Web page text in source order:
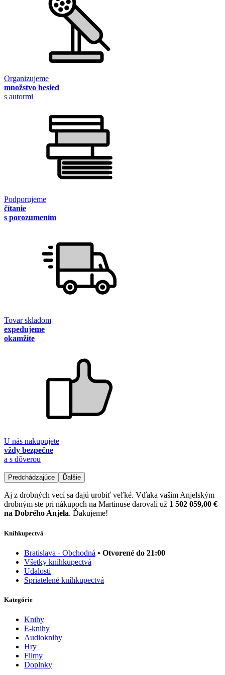
Organizujeme
množstvo besied
s autormi
Podporujeme
čítanie
s porozumením
Tovar skladom
expedujeme
okamžite
U nás nakupujete
vždy bezpečne
a s dôverou
Predchádzajúce Ďalšie
Aj z drobných vecí sa dajú urobiť veľké. Vďaka vašim Anjelským
drobným ste pri nákupoch na Martinuse darovali už 1 502 059,00 €
na Dobrého Anjela. Ďakujeme!
Kníhkupectvá
Bratislava - Obchodná • Otvorené do 21:00
Všetky kníhkupectvá
Udalosti
Spriatelené kníhkupectvá
Kategórie
Knihy
E-knihy
Audioknihy
Hry
Filmy
Doplnky